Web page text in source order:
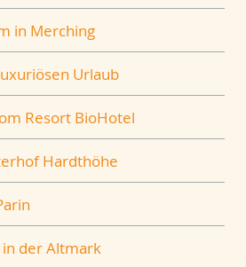
in Merching
Urlaub
Resort BioHotel
Hardthöhe
der Altmark